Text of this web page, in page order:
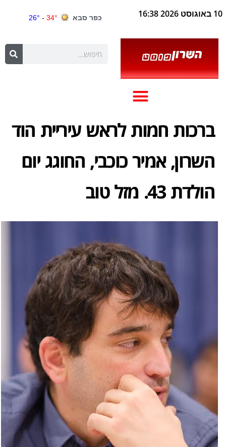
10 באוגוסט 2026 16:38
ברכות חמות לראש עיריית הוד
השרון, אמיר כוכבי, החוגג יום
הולדת 43. מזל טוב